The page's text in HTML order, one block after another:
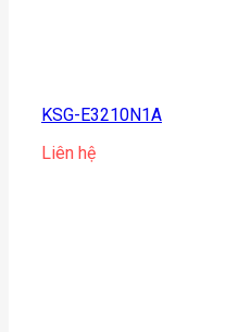
KSG-E3210N1A
Liên hệ